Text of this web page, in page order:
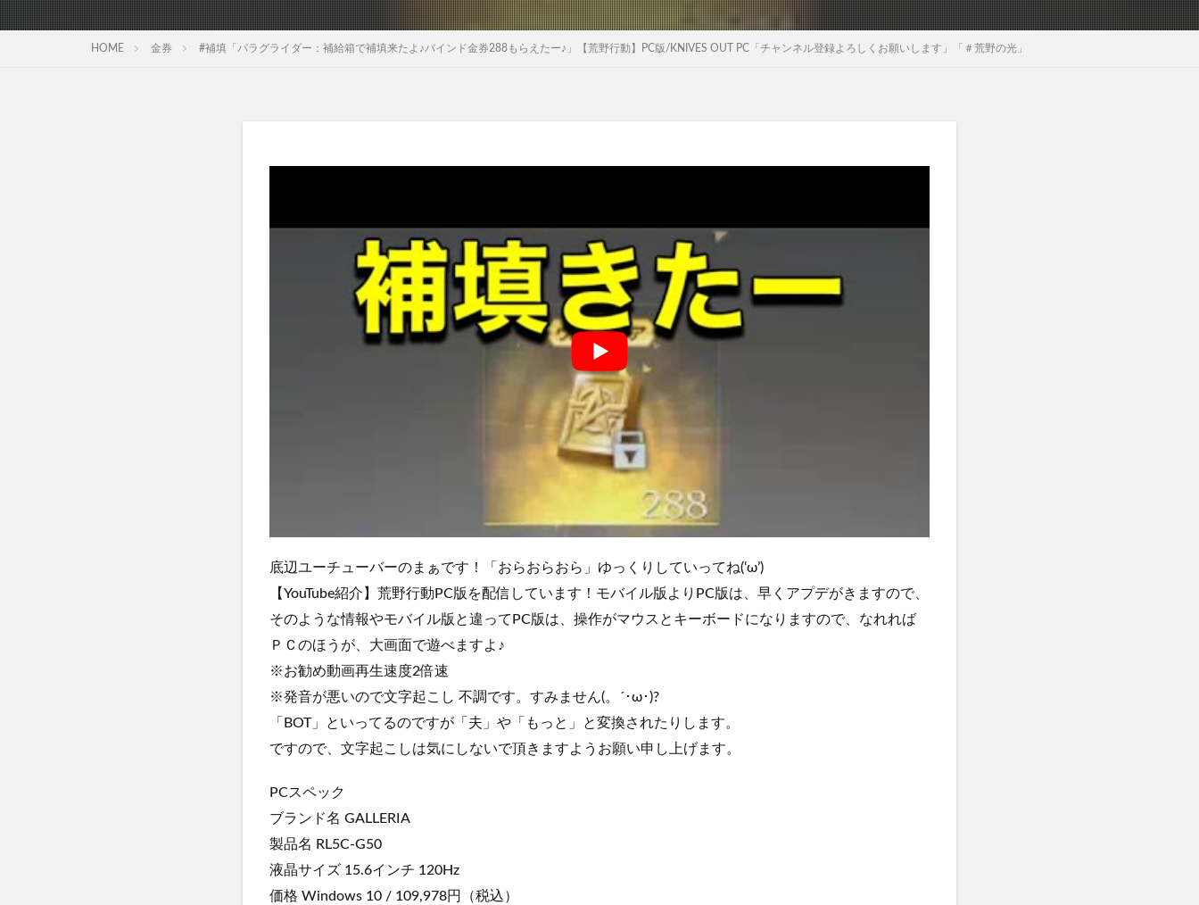
HOME 金券 #補填「パラグライダー：補給箱で補填来たよ♪バインド金券288もらえたー♪」【荒野行動】PC版/KNIVES OUT PC「チャンネル登録よろしくお願いします」「＃荒野の光」
底辺ユーチューバーのまぁです！「おらおらおら」ゆっくりしていってね(‘ω’)
【YouTube紹介】荒野行動PC版を配信しています！モバイル版よりPC版は、早くアプデがきますので、
そのような情報やモバイル版と違ってPC版は、操作がマウスとキーボードになりますので、なれれば
ＰＣのほうが、大画面で遊べますよ♪
※お勧め動画再生速度2倍速
※発音が悪いので文字起こし 不調です。すみません(。´･ω･)?
「BOT」といってるのですが「夫」や「もっと」と変換されたりします。
ですので、文字起こしは気にしないで頂きますようお願い申し上げます。
PCスペック
ブランド名 GALLERIA
製品名 RL5C-G50
液晶サイズ 15.6インチ 120Hz
価格 Windows 10 / 109,978円（税込）